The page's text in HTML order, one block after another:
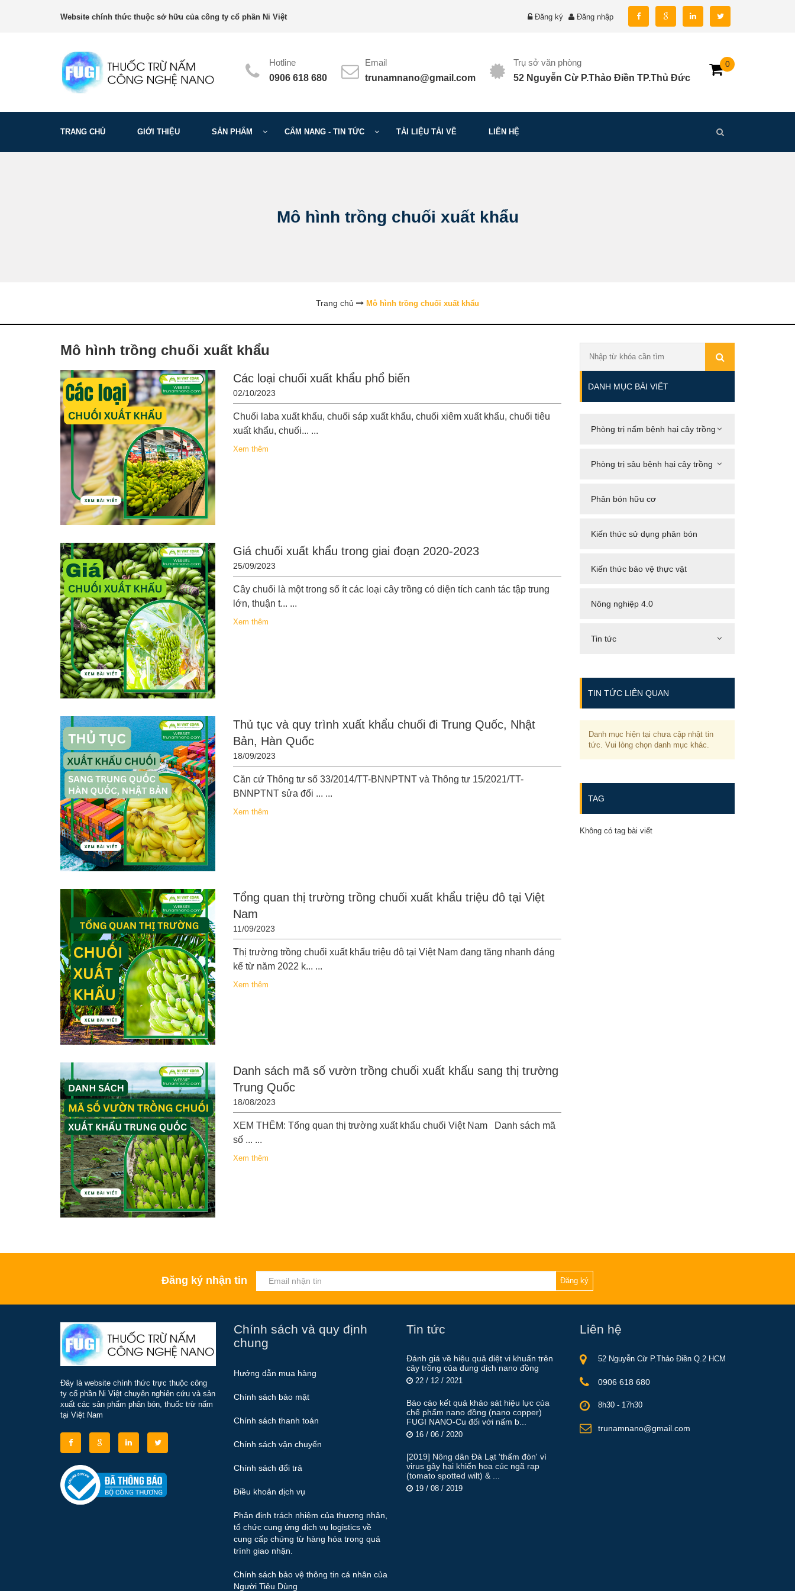
Website chính thức thuộc sở hữu của công ty cổ phần Ni Việt Đăng ký Đăng nhập
Hotline
0906 618 680
Email
trunamnano@gmail.com
Trụ sở văn phòng
52 Nguyễn Cừ P.Thảo Điền TP.Thủ Đức
0
TRANG CHỦ GIỚI THIỆU SẢN PHẨM CẨM NANG - TIN TỨC TÀI LIỆU TẢI VỀ LIÊN HỆ
Mô hình trồng chuối xuất khẩu
Trang chủ Mô hình trồng chuối xuất khẩu
Mô hình trồng chuối xuất khẩu
Các loại chuối xuất khẩu phổ biến
02/10/2023
Chuối laba xuất khẩu, chuối sáp xuất khẩu, chuối xiêm xuất khẩu, chuối tiêu
xuất khẩu, chuối... ...
Xem thêm
Giá chuối xuất khẩu trong giai đoạn 2020-2023
25/09/2023
Cây chuối là một trong số ít các loại cây trồng có diện tích canh tác tập trung
lớn, thuận t... ...
Xem thêm
Thủ tục và quy trình xuất khẩu chuối đi Trung Quốc, Nhật
Bản, Hàn Quốc
18/09/2023
Căn cứ Thông tư số 33/2014/TT-BNNPTNT và Thông tư 15/2021/TT-
BNNPTNT sửa đổi ... ...
Xem thêm
Tổng quan thị trường trồng chuối xuất khẩu triệu đô tại Việt
Nam
11/09/2023
Thị trường trồng chuối xuất khẩu triệu đô tại Việt Nam đang tăng nhanh đáng
kể từ năm 2022 k... ...
Xem thêm
Danh sách mã số vườn trồng chuối xuất khẩu sang thị trường
Trung Quốc
18/08/2023
XEM THÊM: Tổng quan thị trường xuất khẩu chuối Việt Nam Danh sách mã
số ... ...
Xem thêm
DANH MỤC BÀI VIẾT
Phòng trị nấm bệnh hại cây trồng
Phòng trị sâu bệnh hại cây trồng
Phân bón hữu cơ
Kiến thức sử dụng phân bón
Kiến thức bảo vệ thực vật
Nông nghiệp 4.0
Tin tức
TIN TỨC LIÊN QUAN
Danh mục hiện tại chưa cập nhật tin
tức. Vui lòng chọn danh mục khác.
TAG
Không có tag bài viết
Đăng ký nhận tin Đăng ký
Đây là website chính thức trực thuộc công
ty cổ phần Ni Việt chuyên nghiên cứu và sản
xuất các sản phẩm phân bón, thuốc trừ nấm
tại Việt Nam
Chính sách và quy định
chung
Hướng dẫn mua hàng
Chính sách bảo mật
Chính sách thanh toán
Chính sách vận chuyển
Chính sách đổi trả
Điều khoản dịch vụ
Phân định trách nhiệm của thương nhân,
tổ chức cung ứng dịch vụ logistics về
cung cấp chứng từ hàng hóa trong quá
trình giao nhận.
Chính sách bảo vệ thông tin cá nhân của
Người Tiêu Dùng
Tin tức
Đánh giá về hiệu quả diệt vi khuẩn trên
cây trồng của dung dịch nano đồng
22 / 12 / 2021
Báo cáo kết quả khảo sát hiệu lực của
chế phẩm nano đồng (nano copper)
FUGI NANO-Cu đối với nấm b...
16 / 06 / 2020
[2019] Nông dân Đà Lạt 'thấm đòn' vì
virus gây hại khiến hoa cúc ngã rạp
(tomato spotted wilt) & ...
19 / 08 / 2019
Liên hệ
52 Nguyễn Cừ P.Thảo Điền Q.2 HCM
0906 618 680
8h30 - 17h30
trunamnano@gmail.com